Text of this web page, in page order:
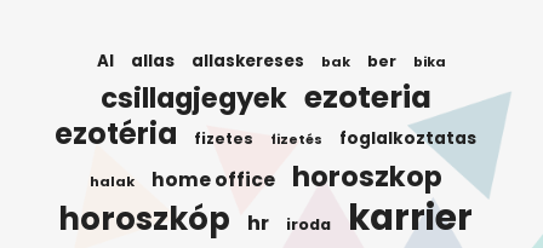
AI allas allaskereses bak ber bika
csillagjegyek ezoteria
ezotéria fizetes fizetés foglalkoztatas
halak home office horoszkop
horoszkóp hr iroda karrier